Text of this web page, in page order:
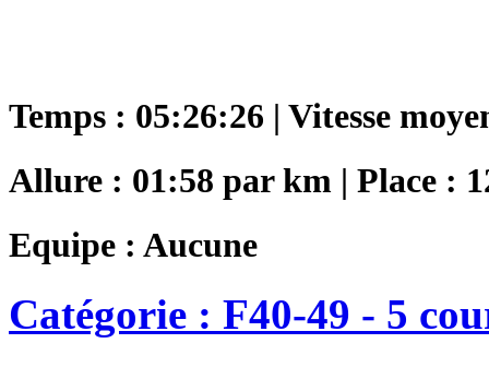
Temps : 05:26:26 | Vitesse
Allure : 01:58 par km | Place :
Equipe : Aucune
Catégorie : F40-49 - 5